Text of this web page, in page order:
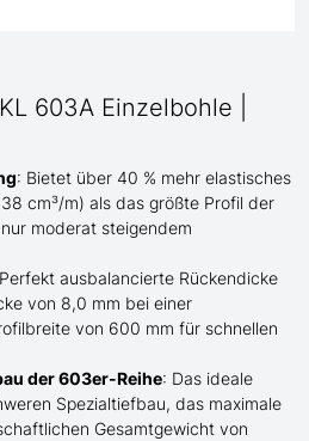
603A Einzelbohle |
: Bietet über 40 % mehr elastisches
cm³/m) als das größte Profil der
moderat steigendem
ausbalancierte Rückendicke
von 8,0 mm bei einer
von 600 mm für schnellen
der 603er-Reihe: Das ideale
Spezialtiefbau, das maximale
Gesamtgewicht von